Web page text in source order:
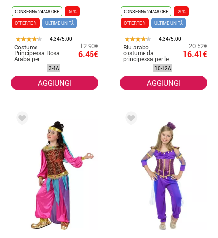
CONSEGNA 24/48 ORE
-50%
OFFERTE %
ULTIME UNITÀ
4.34/5.00
Costume
Principessa Rosa
Araba per
bambina
12.90€
6.45€
3-4A
AGGIUNGI
CONSEGNA 24/48 ORE
-20%
OFFERTE %
ULTIME UNITÀ
4.34/5.00
Blu arabo
costume da
principessa per le
ragazze
20.52€
16.41€
10-12A
AGGIUNGI